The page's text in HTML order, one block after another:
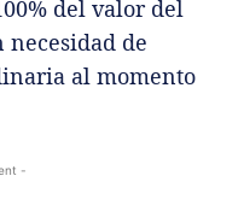
del valor del
necesidad de
al momento
-